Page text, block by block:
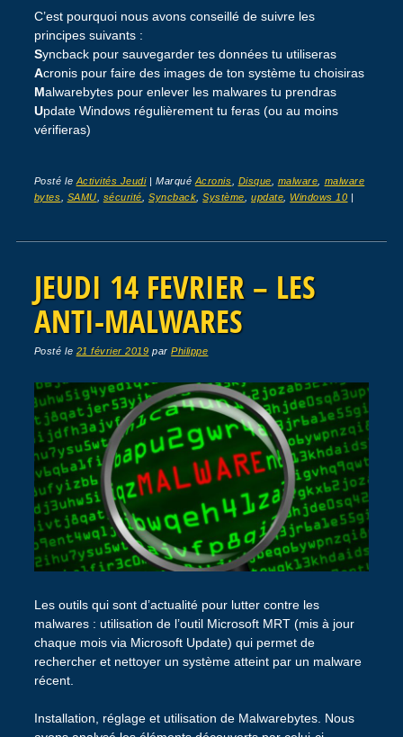
C’est pourquoi nous avons conseillé de suivre les
principes suivants :
Syncback pour sauvegarder tes données tu utiliseras
Acronis pour faire des images de ton système tu choisiras
Malwarebytes pour enlever les malwares tu prendras
Update Windows régulièrement tu feras (ou au moins
vérifieras)
Posté le Activités Jeudi |Marqué Acronis Disque malware
malware
bytes
SAMU sécurité ,Syncback ,Système ,update Windows 10 |
JEUDI 14 FEVRIER – LES
ANTI-MALWARES
Posté le 21 février 2019 parPhilippe
Les outils qui sont d’actualité pour lutter contre les
malwares : utilisation de l’outil Microsoft MRT (mis à jour
chaque mois via Microsoft Update) qui permet de
rechercher et nettoyer un système atteint par un malware
récent.
Installation, réglage et utilisation de Malwarebytes. Nous